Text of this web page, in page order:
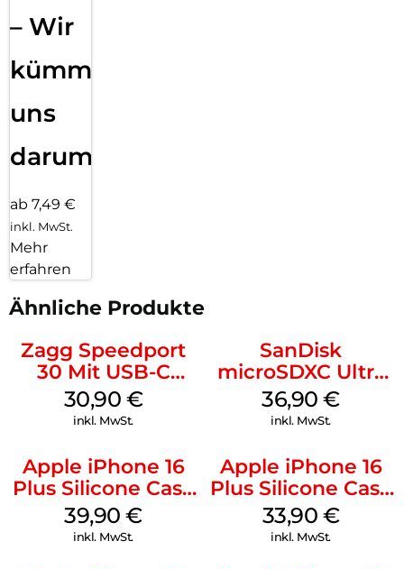
– Wir
kümmern
uns
darum!
ab 7,49 €
inkl. MwSt.
Mehr
erfahren
Ähnliche Produkte
Zagg Speedport
30 Mit USB-C
Kabel Weiß
30,90 €
inkl. MwSt.
SanDisk
microSDXC Ultra
128 GB + Adapter
Mobile
36,90€
inkl. MwSt.
Apple iPhone 16
Plus Silicone Case
MagSafe Plum
39,90€
inkl. MwSt.
Apple iPhone 16
Plus Silicone Case
MagSafe Lake
Green
33,90 €
inkl. MwSt.